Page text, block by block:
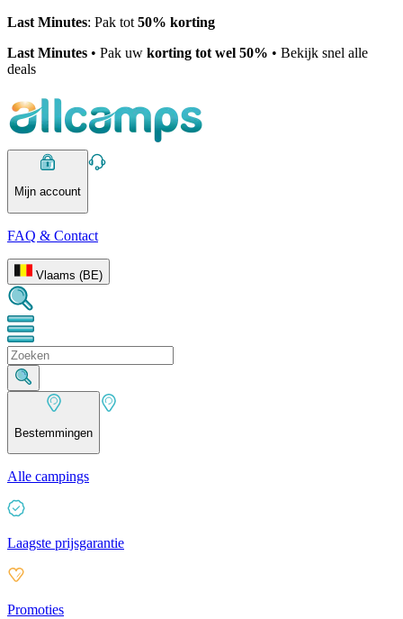
Last Minutes: Pak tot 50% korting
Last Minutes • Pak uw korting tot wel 50% • Bekijk snel alle
deals
Mijn account
FAQ & Contact
Vlaams (BE)
Bestemmingen
Alle campings
Laagste prijsgarantie
Promoties